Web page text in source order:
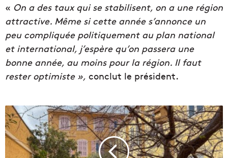
« On a des taux qui se stabilisent, on a une région
attractive. Même si cette année s’annonce un
peu compliquée politiquement au plan national
et international, j’espère qu’on passera une
bonne année, au moins pour la région. Il faut
rester optimiste », conclut le président.
V
i
d
é